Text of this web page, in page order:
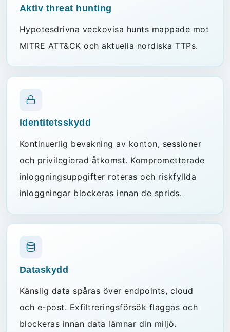
Aktiv threat hunting
Hypotesdrivna veckovisa hunts mappade mot
MITRE ATT&CK och aktuella nordiska TTPs.
Identitetsskydd
Kontinuerlig bevakning av konton, sessioner
och privilegierad åtkomst. Komprometterade
inloggningsuppgifter roteras och riskfyllda
inloggningar blockeras innan de sprids.
Dataskydd
Känslig data spåras över endpoints, cloud
och e-post. Exfiltreringsförsök flaggas och
blockeras innan data lämnar din miljö.